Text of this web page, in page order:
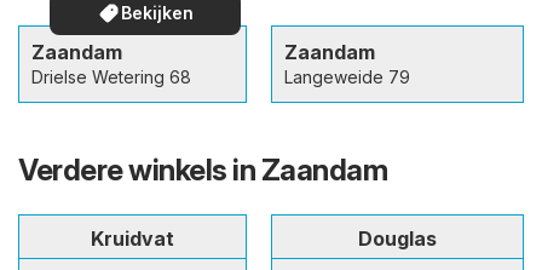
Bekijken
Zaandam
Drielse Wetering 68
Zaandam
Langeweide 79
Verdere winkels in Zaandam
Kruidvat
Douglas